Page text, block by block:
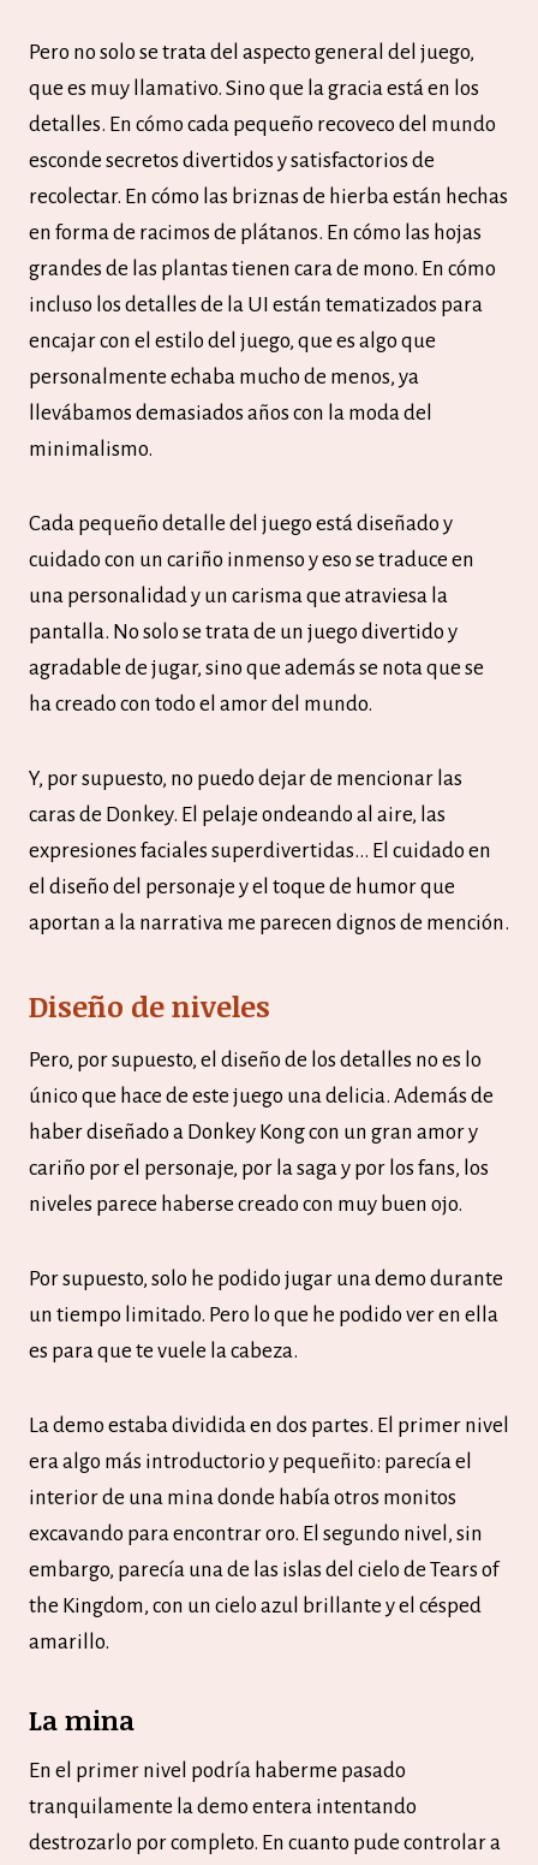
Pero no solo se trata del aspecto general del juego,
que es muy llamativo. Sino que la gracia está en los
detalles. En cómo cada pequeño recoveco del mundo
esconde secretos divertidos y satisfactorios de
recolectar. En cómo las briznas de hierba están hechas
en forma de racimos de plátanos. En cómo las hojas
grandes de las plantas tienen cara de mono. En cómo
incluso los detalles de la UI están tematizados para
encajar con el estilo del juego, que es algo que
personalmente echaba mucho de menos, ya
llevábamos demasiados años con la moda del
minimalismo.
Cada pequeño detalle del juego está diseñado y
cuidado con un cariño inmenso y eso se traduce en
una personalidad y un carisma que atraviesa la
pantalla. No solo se trata de un juego divertido y
agradable de jugar, sino que además se nota que se
ha creado con todo el amor del mundo.
Y, por supuesto, no puedo dejar de mencionar las
caras de Donkey. El pelaje ondeando al aire, las
expresiones faciales superdivertidas… El cuidado en
el diseño del personaje y el toque de humor que
aportan a la narrativa me parecen dignos de mención.
Diseño de niveles
Pero, por supuesto, el diseño de los detalles no es lo
único que hace de este juego una delicia. Además de
haber diseñado a Donkey Kong con un gran amor y
cariño por el personaje, por la saga y por los fans, los
niveles parece haberse creado con muy buen ojo.
Por supuesto, solo he podido jugar una demo durante
un tiempo limitado. Pero lo que he podido ver en ella
es para que te vuele la cabeza.
La demo estaba dividida en dos partes. El primer nivel
era algo más introductorio y pequeñito: parecía el
interior de una mina donde había otros monitos
excavando para encontrar oro. El segundo nivel, sin
embargo, parecía una de las islas del cielo de Tears of
the Kingdom, con un cielo azul brillante y el césped
amarillo.
La mina
En el primer nivel podría haberme pasado
tranquilamente la demo entera intentando
destrozarlo por completo. En cuanto pude controlar a